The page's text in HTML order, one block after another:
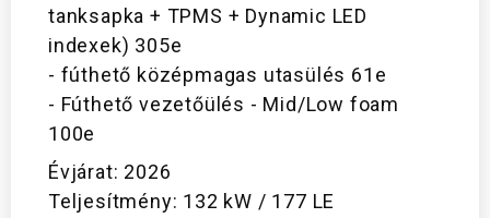
tanksapka + TPMS + Dynamic LED
indexek) 305e
- fúthető középmagas utasülés 61e
- Fúthető vezetőülés - Mid/Low foam
100e
Évjárat: 2026
Teljesítmény: 132 kW / 177 LE